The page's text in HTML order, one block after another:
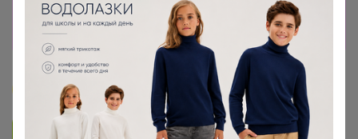
Перейти к текущей закупке
Бонифаций
Подписаться на закупку 1.5K